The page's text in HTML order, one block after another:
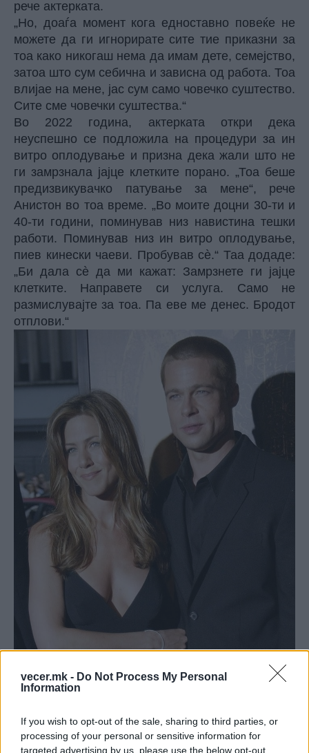
vecer.mk - Do Not Process My Personal
Information
If you wish to opt-out of the sale, sharing to third parties, or
processing of your personal or sensitive information for
targeted advertising by us, please use the below opt-out
рече актерката.
„Но, доаѓа момент кога едноставно повеќе не
можете да ги игнорирате сите тие приказни за
тоа како никогаш нема да имам дете, семејство,
затоа што сум себична и зависна од работа. Тоа
влијае на мене, јас сум само човечко суштество.
Сите сме човечки суштества.“
Во 2022 година, актерката откри дека
неуспешно се подложила на процедури за ин
витро оплодување и призна дека жали што не
ги замрзнала јајце клетките порано. „Тоа беше
предизвикувачко патување за мене“, рече
Анистон во тоа време. „Во моите доцни 30-ти и
40-ти години, поминував низ навистина тешки
работи. Поминував низ ин витро оплодување,
пиев кинески чаеви. Пробував сè.“ Таа додаде:
„Би дала сè да ми кажат: Замрзнете ги јајце
клетките. Направете си услуга. Само не
размислувајте за тоа. Па еве ме денес. Бродот
отплови.“
Џенифер беше во брак со Бред Пит од 2000 до
2005 година. Гласините дека тој ја напуштил